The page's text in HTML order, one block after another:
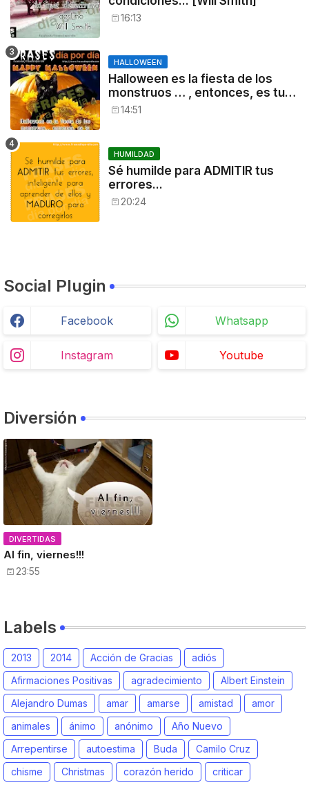
16:13
HALLOWEEN
Halloween es la fiesta de los
monstruos … , entonces, es tu
noche: a disfrutar!
14:51
HUMILDAD
Sé humilde para ADMITIR tus
errores...
20:24
Social Plugin
Facebook Whatsapp
Instagram Youtube
Diversión
DIVERTIDAS
Al fin, viernes!!!
23:55
Labels
2013 2014 Acción de Gracias
adiós
Afirmaciones Positivas
agradecimiento
Albert Einstein
Alejandro Dumas
amar amarse amistad
amor
animales
ánimo anónimo
Año Nuevo
Arrepentirse
autoestima Buda
Camilo Cruz
chisme
Christmas corazón herido
criticar